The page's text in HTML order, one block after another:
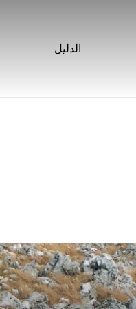
الدليل